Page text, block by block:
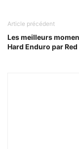
Article précédent
Les meilleurs
Hard Enduro par Red